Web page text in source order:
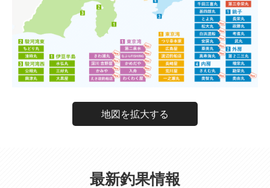
地図を拡大する
最新釣果情報